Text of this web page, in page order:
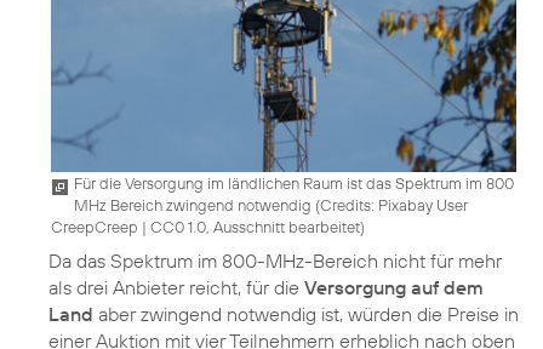
Für die Versorgung im ländlichen Raum ist das Spektrum im 800
MHz Bereich zwingend notwendig (Credits: Pixabay User
CreepCreep | CC0 1.0, Ausschnitt bearbeitet)
Da das Spektrum im 800-MHz-Bereich nicht für mehr
als drei Anbieter reicht, für die Versorgung auf dem
Land aber zwingend notwendig ist, würden die Preise in
einer Auktion mit vier Teilnehmern erheblich nach oben